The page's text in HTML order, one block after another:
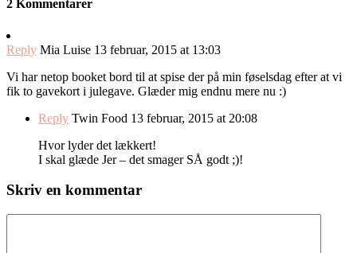
2 Kommentarer
Reply Mia Luise 13 februar, 2015 at 13:03
Vi har netop booket bord til at spise der på min føselsdag efter at vi
fik to gavekort i julegave. Glæder mig endnu mere nu :)
Reply Twin Food 13 februar, 2015 at 20:08
Hvor lyder det lækkert!
I skal glæde Jer – det smager SÅ godt ;)!
Skriv en kommentar